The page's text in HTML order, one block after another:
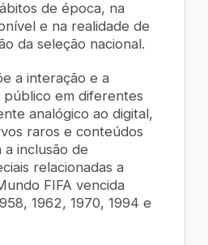
de época, na
e na realidade de
da seleção nacional.
a interação e a
em diferentes
analógico ao digital,
raros e conteúdos
a inclusão de
relacionadas a
FIFA vencida
1962, 1970, 1994 e